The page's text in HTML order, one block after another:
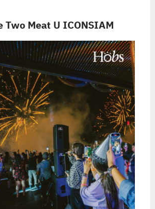
Two Meat U ICONSIAM